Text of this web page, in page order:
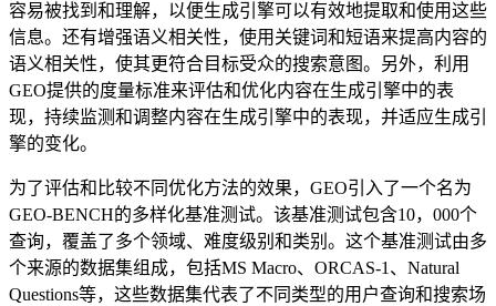
容易被找到和理解，以便生成引擎可以有效地提取和使用这些
信息。还有增强语义相关性，使用关键词和短语来提高内容的
语义相关性，使其更符合目标受众的搜索意图。另外，利用
GEO提供的度量标准来评估和优化内容在生成引擎中的表
现，持续监测和调整内容在生成引擎中的表现，并适应生成引
擎的变化。
为了评估和比较不同优化方法的效果，GEO引入了一个名为
GEO-BENCH的多样化基准测试。该基准测试包含10，000个
查询，覆盖了多个领域、难度级别和类别。这个基准测试由多
个来源的数据集组成，包括MS Macro、ORCAS-1、Natural
Questions等，这些数据集代表了不同类型的用户查询和搜索场